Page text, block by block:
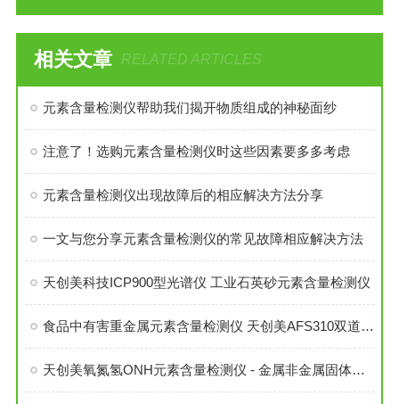
相关文章 RELATED ARTICLES
元素含量检测仪帮助我们揭开物质组成的神秘面纱
注意了！选购元素含量检测仪时这些因素要多多考虑
元素含量检测仪出现故障后的相应解决方法分享
一文与您分享元素含量检测仪的常见故障相应解决方法
天创美科技ICP900型光谱仪 工业石英砂元素含量检测仪
食品中有害重金属元素含量检测仪 天创美AFS310双道原子荧光光谱仪
天创美氧氮氢ONH元素含量检测仪 - 金属非金属固体材料氧氮氢分析仪